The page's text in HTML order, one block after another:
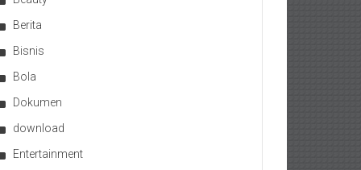
Berita
Bisnis
Bola
Dokumen
download
Entertainment